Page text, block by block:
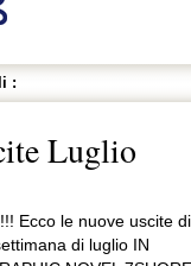
:
Luglio
Ecco le nuove uscite di
di luglio IN